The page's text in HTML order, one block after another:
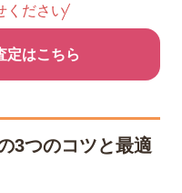
ください
定はこちら
3つのコツと最適